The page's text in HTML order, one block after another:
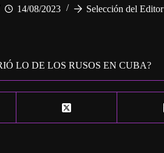
14/08/2023 Selección del Editor
LO DE LOS RUSOS EN CUBA?